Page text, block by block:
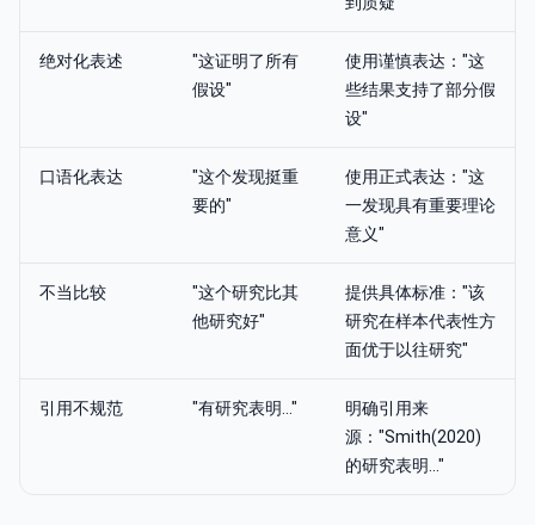
绝对化表述
"这证明了所有
假设"
使用谨慎表达："这
些结果支持了部分假
设"
口语化表达
"这个发现挺重
要的"
使用正式表达："这
一发现具有重要理论
意义"
不当比较
"这个研究比其
他研究好"
提供具体标准："该
研究在样本代表性方
面优于以往研究"
引用不规范 "有研究表明..."
明确引用来
源："Smith(2020)
的研究表明..."